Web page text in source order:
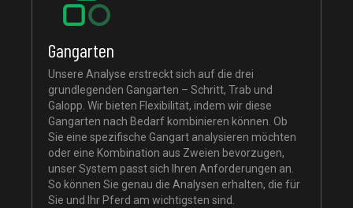
Gangarten
Unsere Analyse erstreckt sich auf die drei
grundlegenden Gangarten – Schritt, Trab und
Galopp. Wir bieten Flexibilität, indem wir diese
Gangarten nach Bedarf kombinieren können. Ob
Sie eine spezifische Gangart analysieren möchten
oder eine Kombination aus Zweien bevorzugen,
unser System passt sich Ihren Anforderungen an.
So können Sie genau die Analysen erhalten, die für
Sie und Ihr Pferd am wichtigsten sind.